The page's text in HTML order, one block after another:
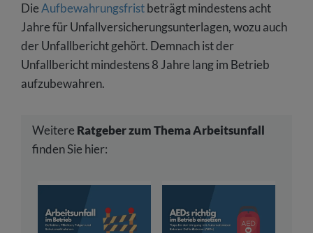
DieAufbewahrungsfristbeträgt mindestens acht
Jahre für Unfallversicherungsunterlagen, wozu auch
der Unfallbericht gehört. Demnach ist der
Unfallbericht mindestens 8 Jahre lang im Betrieb
aufzubewahren.
Weitere Ratgeber zum Thema Arbeitsunfall
finden Sie hier: